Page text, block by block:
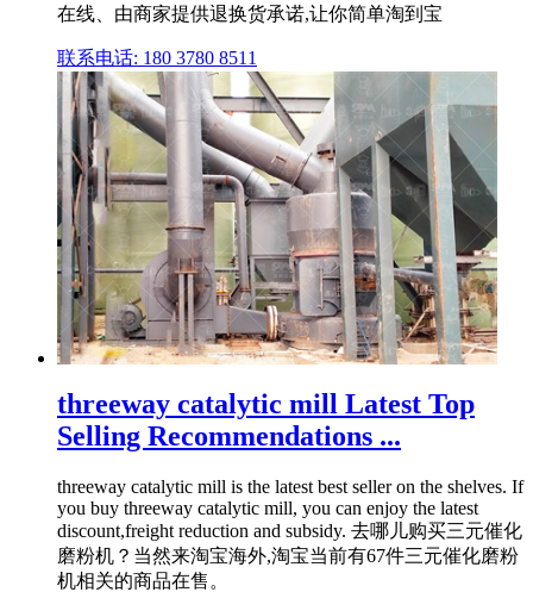
在线、由商家提供退换货承诺,让你简单淘到宝
联系电话: 180 3780 8511
threeway catalytic mill Latest Top
Selling Recommendations ...
threeway catalytic mill is the latest best seller on the shelves. If
you buy threeway catalytic mill, you can enjoy the latest
discount,freight reduction and subsidy. 去哪儿购买三元催化
磨粉机？当然来淘宝海外,淘宝当前有67件三元催化磨粉
机相关的商品在售。